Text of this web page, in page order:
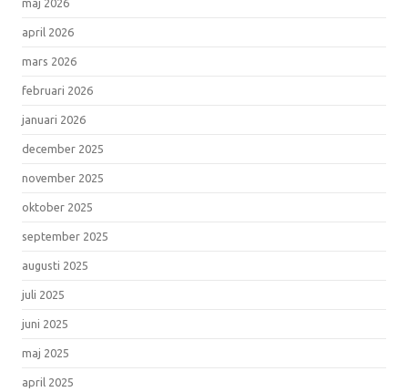
maj 2026
april 2026
mars 2026
februari 2026
januari 2026
december 2025
november 2025
oktober 2025
september 2025
augusti 2025
juli 2025
juni 2025
maj 2025
april 2025